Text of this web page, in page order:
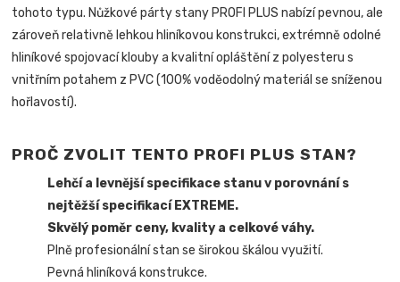
tohoto typu. Nůžkové párty stany PROFI PLUS nabízí pevnou, ale
zároveň relativně lehkou hliníkovou konstrukci, extrémně odolné
hliníkové spojovací klouby a kvalitní opláštění z polyesteru s
vnitřním potahem z PVC (100% voděodolný materiál se sníženou
hořlavostí).
PROČ ZVOLIT TENTO PROFI PLUS STAN?
Lehčí a levnější specifikace stanu v porovnání s
nejtěžší specifikací EXTREME.
Skvělý poměr ceny, kvality a celkové váhy.
Plně profesionální stan se širokou škálou využití.
Pevná hliníková konstrukce.